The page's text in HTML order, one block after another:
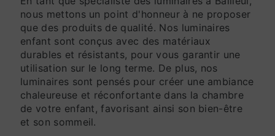
nous mettons un point d'honneur à ne proposer
que des produits de qualité. Nos luminaires
enfant sont conçus avec des matériaux
durables et résistants, pour vous garantir une
utilisation sur le long terme. De plus, nos
luminaires sont pensés pour créer une ambiance
chaleureuse et réconfortante dans la chambre
de votre enfant, favorisant ainsi son bien-être
et son sommeil.